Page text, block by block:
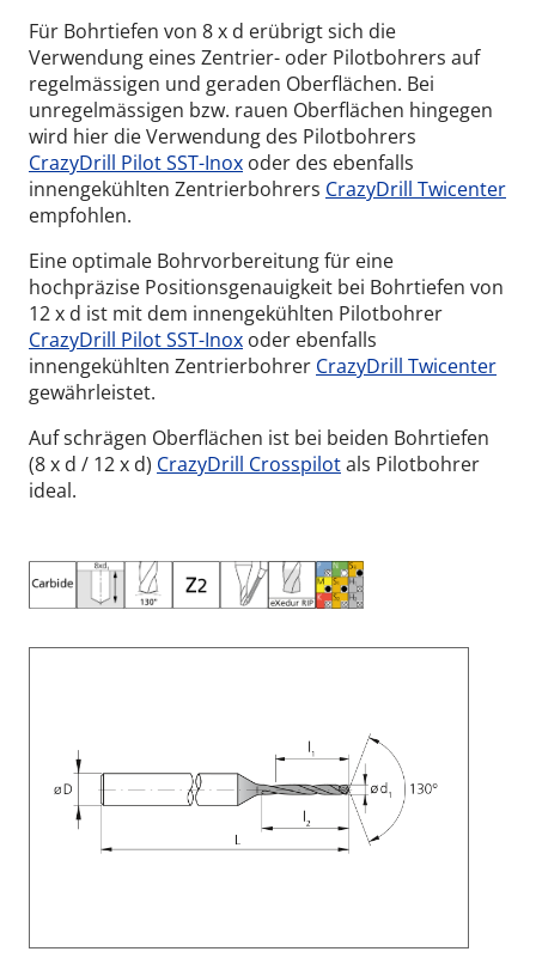
Für Bohrtiefen von 8 x d erübrigt sich die
Verwendung eines Zentrier- oder Pilotbohrers auf
regelmässigen und geraden Oberflächen. Bei
unregelmässigen bzw. rauen Oberflächen hingegen
wird hier die Verwendung des Pilotbohrers
CrazyDrill Pilot SST-Inox oder des ebenfalls
innengekühlten Zentrierbohrers CrazyDrill Twicenter
empfohlen.
Eine optimale Bohrvorbereitung für eine
hochpräzise Positionsgenauigkeit bei Bohrtiefen von
12 x d ist mit dem innengekühlten Pilotbohrer
CrazyDrill Pilot SST-Inox oder ebenfalls
innengekühlten Zentrierbohrer CrazyDrill Twicenter
gewährleistet.
Auf schrägen Oberflächen ist bei beiden Bohrtiefen
(8 x d / 12 x d) CrazyDrill Crosspilotals Pilotbohrer
ideal.